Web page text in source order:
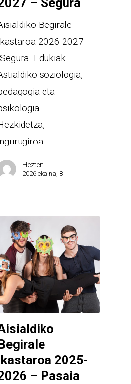
Begirale
2026-2027
Edukiak: –
soziologia,
eta
–
Hezten
2026 ekaina, 8
2025-
– Pasaia